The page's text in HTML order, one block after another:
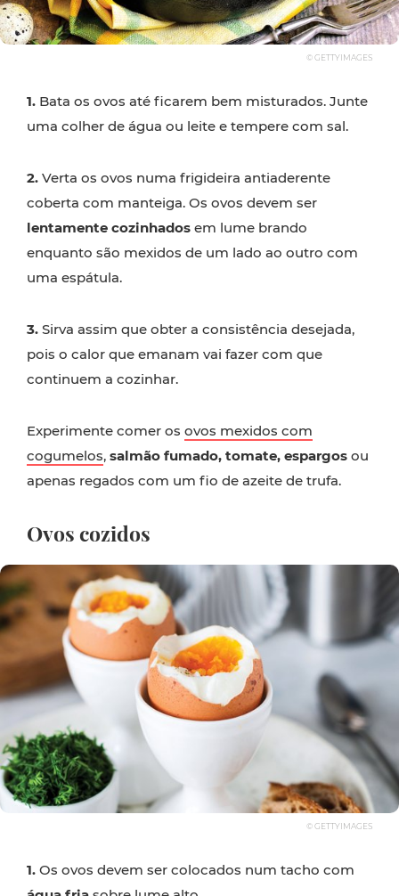
© GETTYIMAGES
1. Bata os ovos até ficarem bem misturados. Junte
uma colher de água ou leite e tempere com sal.
2. Verta os ovos numa frigideira antiaderente
coberta com manteiga. Os ovos devem ser
lentamente cozinhados em lume brando
enquanto são mexidos de um lado ao outro com
uma espátula.
3. Sirva assim que obter a consistência desejada,
pois o calor que emanam vai fazer com que
continuem a cozinhar.
Experimente comer os ovos mexidos com
cogumelos, salmão fumado, tomate, espargos ou
apenas regados com um fio de azeite de trufa.
Ovos cozidos
© GETTYIMAGES
1. Os ovos devem ser colocados num tacho com